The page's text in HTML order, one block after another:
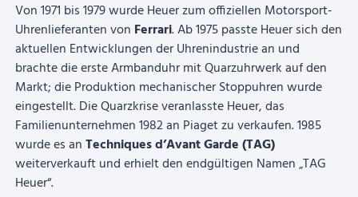
Von 1971 bis 1979 wurde Heuer zum offiziellen Motorsport-
Uhrenlieferanten von Ferrari. Ab 1975 passte Heuer sich den
aktuellen Entwicklungen der Uhrenindustrie an und
brachte die erste Armbanduhr mit Quarzuhrwerk auf den
Markt; die Produktion mechanischer Stoppuhren wurde
eingestellt. Die Quarzkrise veranlasste Heuer, das
Familienunternehmen 1982 an Piaget zu verkaufen. 1985
wurde es anTechniques d’Avant Garde (TAG)
weiterverkauft und erhielt den endgültigen Namen „TAG
Heuer“.